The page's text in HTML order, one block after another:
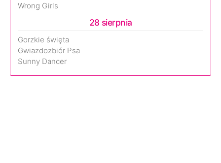
Wrong Girls
28 sierpnia
Gorzkie święta
Gwiazdozbiór Psa
Sunny Dancer